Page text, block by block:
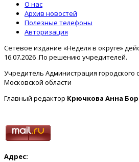
О нас
Архив новостей
Полезные телефоны
Авторизация
Сетевое издание «Неделя в округе»
16.07.2026 .По решению учредителей.
Учредитель Администрация
Московской области
Главный редактор Крючкова Анна
Адрес: